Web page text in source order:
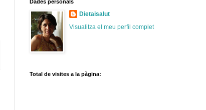
Dades personals
Dietaisalut
Visualitza el meu perfil complet
Total de visites a la pàgina: